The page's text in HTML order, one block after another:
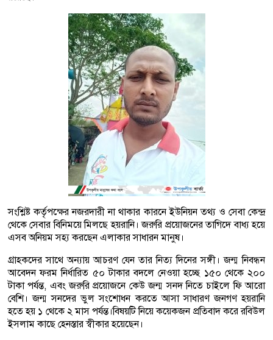
সংশ্লিষ্ট কর্তৃপক্ষের নজরদারী না থাকার কারনে ইউনিয়ন তথ্য ও সেবা কেন্দ্র
থেকে সেবার বিনিময়ে মিলছে হয়রানি। জরুরি প্রয়োজনের তাগিদে বাধ্য হয়ে
এসব অনিয়ম সহ্য করছেন এলাকার সাধারন মানুষ।
গ্রাহকদের সাথে অন্যায় আচরণ যেন তার নিত্য দিনের সঙ্গী। জন্ম নিবন্ধন
আবেদন ফরম নির্ধারিত ৫০ টাকার বদলে নেওয়া হচ্ছে ১৫০ থেকে ২০০
টাকা পর্যন্ত, এবং জরুরি প্রয়োজনে কেউ জন্ম সনদ নিতে চাইলে ফি আরো
বেশি। জন্ম সনদের ভুল সংশোধন করতে আসা সাধারণ জনগণ হয়রানি
হতে হয় ১ থেকে ২ মাস পর্যন্ত।বিষয়টি নিয়ে কয়েকজন প্রতিবাদ করে রবিউল
ইসলাম কাছে হেনস্তার স্বীকার হয়েছেন।